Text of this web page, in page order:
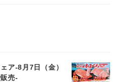
ア-8月7日（金）
売-